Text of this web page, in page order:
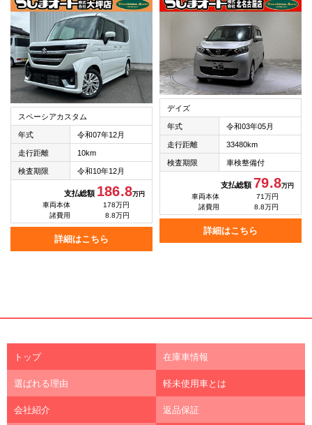
スペーシアカスタム
年式 令和07年12月
走行距離 10km
検査期限 令和10年12月
支払総額 186.8万円
車両本体
178万円
諸費用
8.8万円
詳細はこちら
デイズ
年式 令和03年05月
走行距離 33480km
検査期限 車検整備付
支払総額 79.8万円
車両本体
71万円
諸費用
8.8万円
詳細はこちら
トップ 在庫車情報
選ばれる理由 軽未使用車とは
会社紹介 返品保証